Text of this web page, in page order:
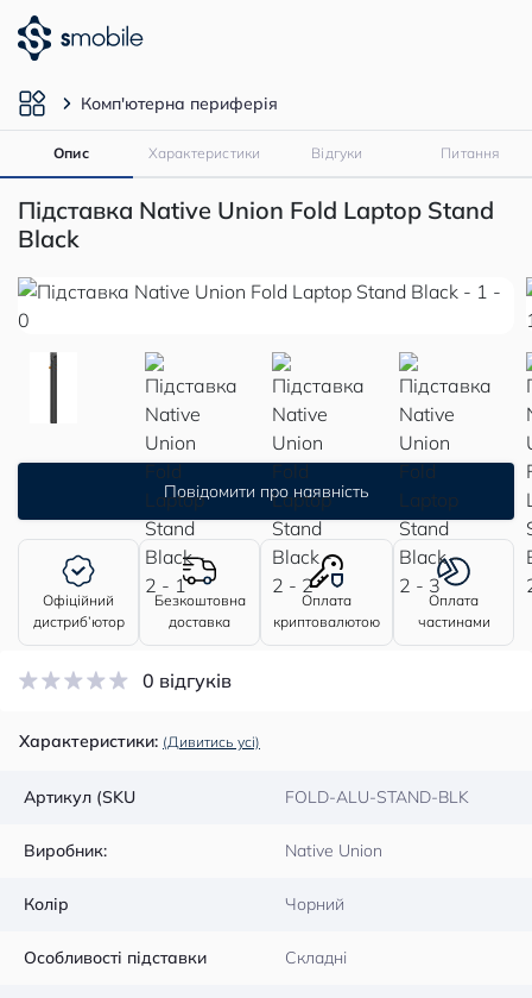
Комп'ютерна периферія
Опис Характеристики Відгуки Питання
Підставка Native Union Fold Laptop Stand
Black
Повідомити про наявність
Офіційний
дистриб’ютор
Безкоштовна
доставка
Оплата
криптовалютою
Оплата
частинами
0 відгуків
Характеристики: (Дивитись усі)
Артикул (SKU FOLD-ALU-STAND-BLK
Виробник: Native Union
Колір Чорний
Особливості підставки Складні